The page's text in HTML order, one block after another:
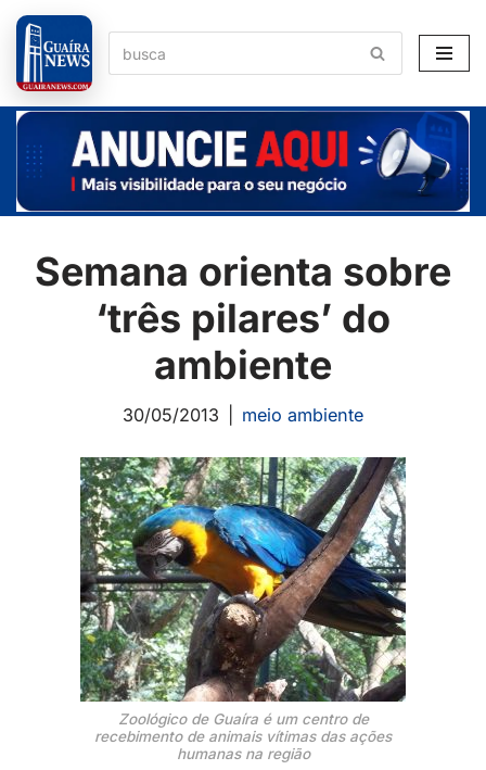
Pular
para
o
conteúdo
Semana orienta sobre
‘três pilares’ do
ambiente
30/05/2013 meio ambiente
Zoológico de Guaíra é um centro de
recebimento de animais vítimas das ações
humanas na região